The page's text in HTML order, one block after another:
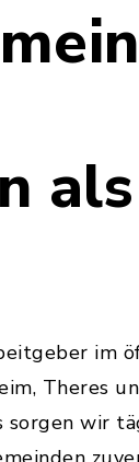
als
im
Theres
wir